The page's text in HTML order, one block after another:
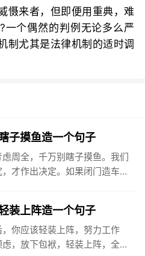
慑来者，但即便用重典，难
一个偶然的判例无论多么严
制尤其是法律机制的适时调
子摸鱼造一个句子
周全，千万别瞎子摸鱼。我们
才作出决定。如果闭门造车，
装上阵造一个句子
你应该轻装上阵，努力工作
，放下包袱，轻装上阵，全身